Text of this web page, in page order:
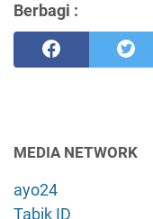
Berbagi :
MEDIA NETWORK
ayo24
Tabik ID